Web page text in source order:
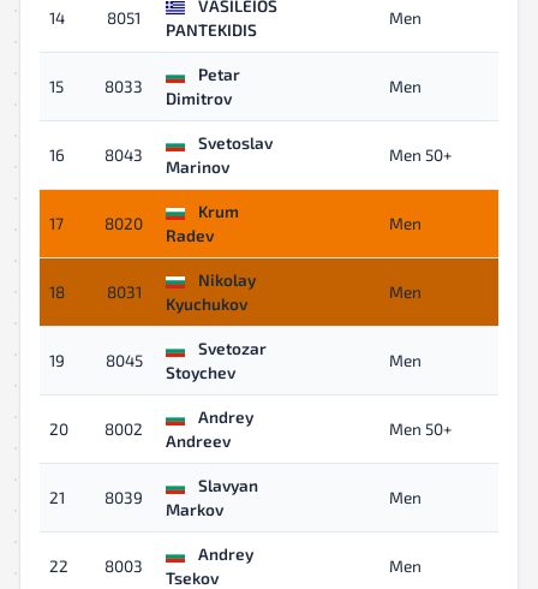
14 8051
VASILEIOS
PANTEKIDIS
Men
15 8033
Petar
Dimitrov
Men
16 8043
Svetoslav
Marinov
Men 50+
17 8020
Krum
Radev
Men
18 8031
Nikolay
Kyuchukov
Men
19 8045
Svetozar
Stoychev
Men
20 8002
Andrey
Andreev
Men 50+
21 8039
Slavyan
Markov
Men
22 8003
Andrey
Tsekov
Men